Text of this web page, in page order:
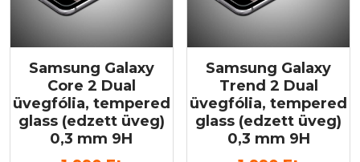
Samsung Galaxy
Core 2 Dual
üvegfólia, tempered
glass (edzett üveg)
0,3 mm 9H
Samsung Galaxy
Trend 2 Dual
üvegfólia, tempered
glass (edzett üveg)
0,3 mm 9H